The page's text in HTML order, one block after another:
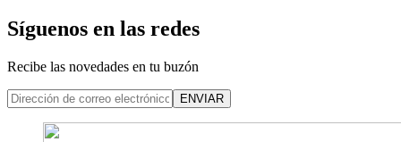
Síguenos en las redes
Recibe las novedades en tu buzón
ENVIAR